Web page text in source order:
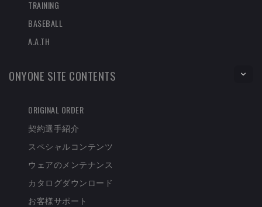
TRAINING
BASEBALL
A.A.TH
ONYONE SITE CONTENTS
ORIGINAL ORDER
契約選手紹介
スペシャルコンテンツ
ウェアのメンテナンス
カタログダウンロード
お客様サポート